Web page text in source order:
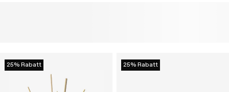
25% Rabatt 25% Rabatt